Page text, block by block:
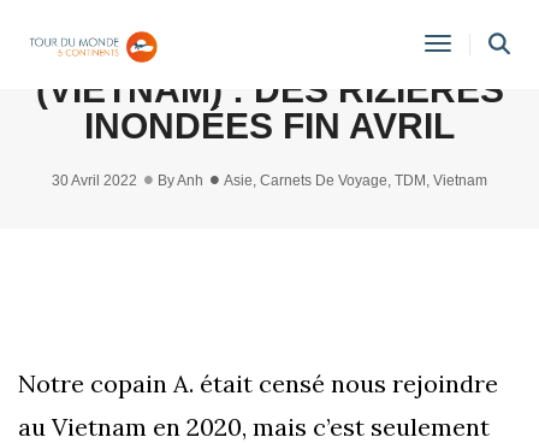
Toggle
3 JOURS 2 NUITS À SAPA
(VIETNAM) : DES RIZIÈRES
INONDÉES FIN AVRIL
30 Avril 2022 ByAnh Asie, Carnets De Voyage, TDM , Vietnam
Notre copain A. était censé nous rejoindre
au Vietnam en 2020, mais c’est seulement